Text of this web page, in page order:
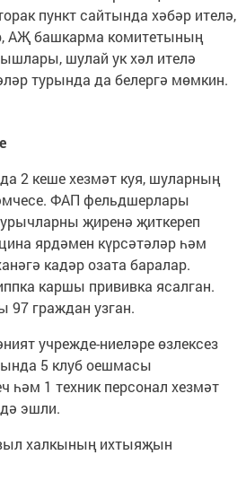
пункт сайтында хәбәр ителә,
АҖ башкарма комитетының
шулай ук хәл ителә
турында да белергә мөмкин.
2 кеше хезмәт куя, шуларның
ФАП фельдшерлары
җиренә җиткереп
ярдәмен күрсәтәләр һәм
кадәр озата баралар.
каршы прививка ясалган.
граждан узган.
учрежде-ниеләре өзлексез
5 клуб оешмасы
һәм 1 техник персонал хезмәт
эшли.
халкының ихтыяҗын